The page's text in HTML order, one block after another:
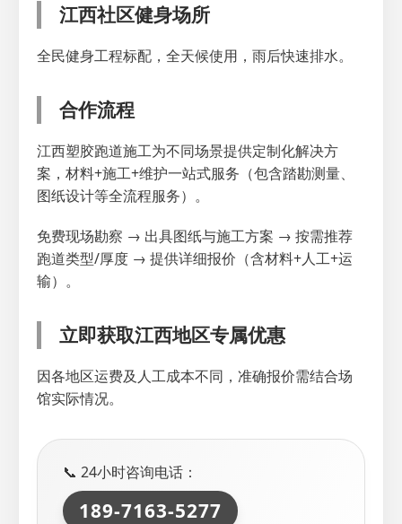
江西社区健身场所
全民健身工程标配，全天候使用，雨后快速排水。
合作流程
江西塑胶跑道施工为不同场景提供定制化解决方
案，材料+施工+维护一站式服务（包含踏勘测量、
图纸设计等全流程服务）。
免费现场勘察 → 出具图纸与施工方案 → 按需推荐
跑道类型/厚度 → 提供详细报价（含材料+人工+运
输）。
立即获取江西地区专属优惠
因各地区运费及人工成本不同，准确报价需结合场
馆实际情况。
📞 24小时咨询电话：
189-7163-5277